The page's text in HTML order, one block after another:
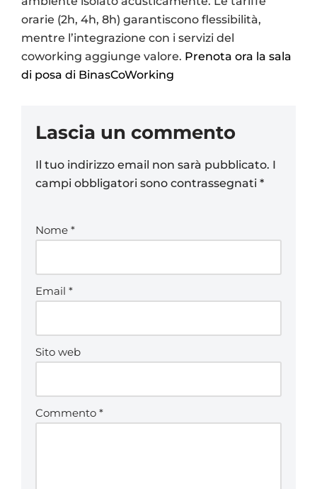
orarie (2h, 4h, 8h) garantiscono flessibilità,
mentre l’integrazione con i servizi del
coworking aggiunge valore. Prenota ora la sala
di posa di BinasCoWorking
Lascia un commento
Il tuo indirizzo email non sarà pubblicato. I
campi obbligatori sono contrassegnati *
Nome *
Email *
Sito web
Commento *